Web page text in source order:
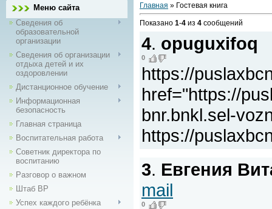
Меню сайта
Сведения об
образовательной
организации
Сведения об организации
отдыха детей и их
оздоровлении
Дистанционное обучение
Информационная
безопасность
Главная страница
Воспитательная работа
Советник директора по
воспитанию
Разговор о важном
Штаб ВР
Успех каждого ребёнка
Главная » Гостевая книга
Показано 1-4 из 4 сообщений
4. opuguxifoq
0
https://
href="https://
bnr.bnkl.sel-
https://
3. Евгения
mail
0